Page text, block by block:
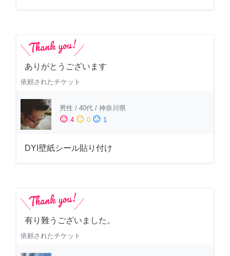
ありがとうございます
依頼されたチケット
男性 / 40代 / 神奈川県
sentiment_satisfied 4 sentiment_neutral 0 sentiment_dissatisfied 1
DYI壁紙シール貼り付け
有り難うございました。
依頼されたチケット